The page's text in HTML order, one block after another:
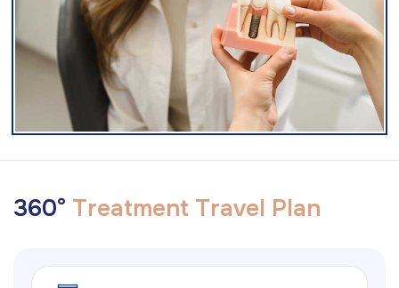
360° Treatment Travel Plan